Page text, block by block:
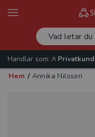
Handlar som:
Privatkund
Hem / Annika Nilsson